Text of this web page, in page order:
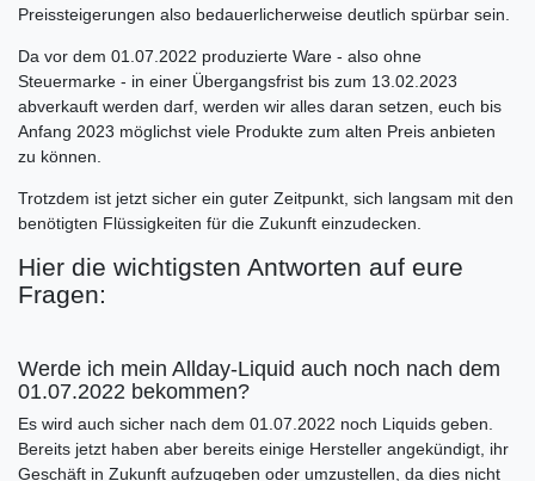
Preissteigerungen also bedauerlicherweise deutlich spürbar sein.
Da vor dem 01.07.2022 produzierte Ware - also ohne
Steuermarke - in einer Übergangsfrist bis zum 13.02.2023
abverkauft werden darf, werden wir alles daran setzen, euch bis
Anfang 2023 möglichst viele Produkte zum alten Preis anbieten
zu können.
Trotzdem ist jetzt sicher ein guter Zeitpunkt, sich langsam mit den
benötigten Flüssigkeiten für die Zukunft einzudecken.
Hier die wichtigsten Antworten auf eure
Fragen:
Werde ich mein Allday-Liquid auch noch nach dem
01.07.2022 bekommen?
Es wird auch sicher nach dem 01.07.2022 noch Liquids geben.
Bereits jetzt haben aber bereits einige Hersteller angekündigt, ihr
Geschäft in Zukunft aufzugeben oder umzustellen, da dies nicht